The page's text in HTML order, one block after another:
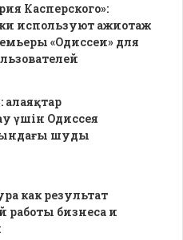
Касперского»:
используют ажиотаж
«Одиссеи» для
алаяқтар
үшін Одиссея
шуды
как результат
работы бизнеса и